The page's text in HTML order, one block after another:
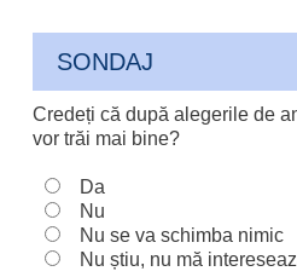
SONDAJ
Credeți că după alegerile de
vor trăi mai bine?
Da
Nu
Nu se va schimba nimic
Nu știu, nu mă